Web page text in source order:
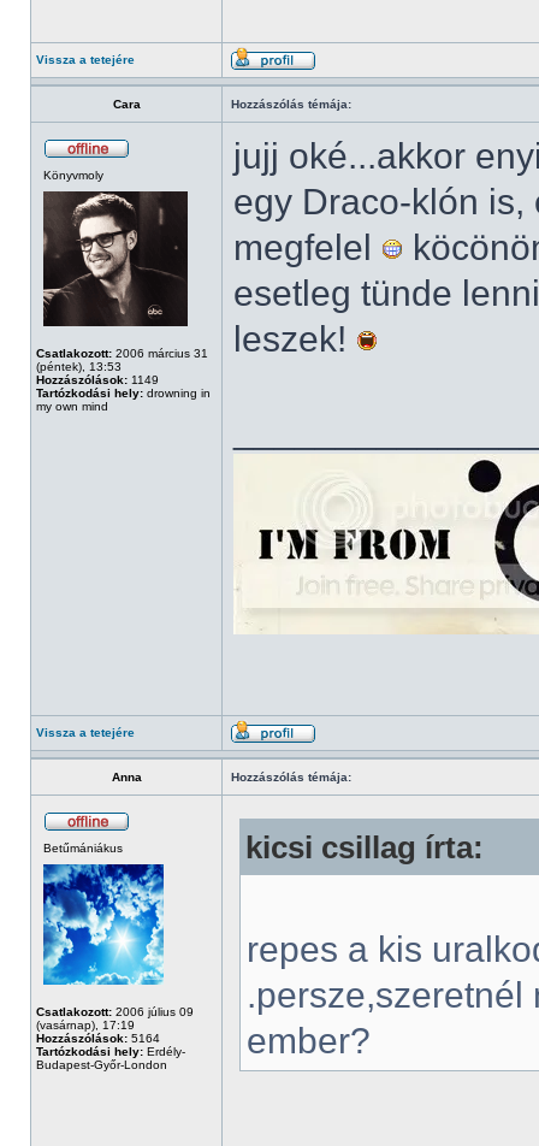
Vissza a tetejére
Cara Hozzászólás témája:
Könyvmoly
Csatlakozott: 2006 március 31
(péntek), 13:53
Hozzászólások: 1149
Tartózkodási hely: drowning in
my own mind
jujj oké...akkor
egy Draco-klón
megfelel
esetleg tünde
leszek!
Vissza a tetejére
Anna Hozzászólás témája:
Betűmániákus
Csatlakozott: 2006 július 09
(vasárnap), 17:19
Hozzászólások: 5164
Tartózkodási hely: Erdély-
Budapest-Győr-London
kicsi csillag írta:
repes a kis
ember?